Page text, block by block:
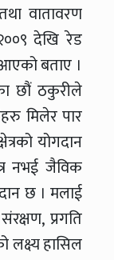
वातावरण
देखि रेड
बताए ।
छौं ठकुरीले
मिलेर पार
योगदान
नभई जैविक
छ । मलाई
प्रगति
लक्ष्य हासिल